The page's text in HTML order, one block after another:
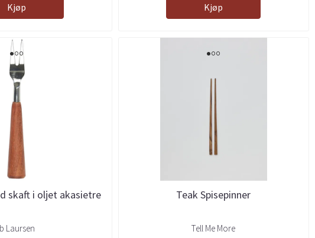
Kjøp Kjøp
skaft i oljet akasietre
Laursen
Teak Spisepinner
Tell Me More